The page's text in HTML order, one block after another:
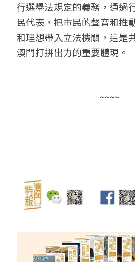
行選舉法規定的義務，通過
民代表，把市民的聲音和推
和理想帶入立法機關，這是
澳門打拼出力的重要體現。
~~~~